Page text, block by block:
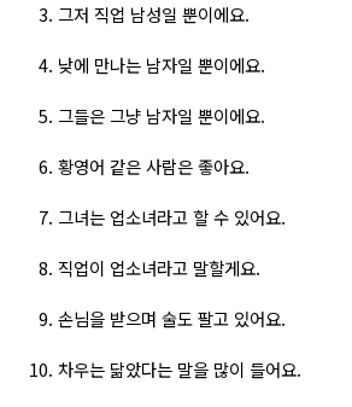
그저 직업 남성일 뿐이에요.
낮에 만나는 남자일 뿐이에요.
그들은 그냥 남자일 뿐이에요.
황영어 같은 사람은 좋아요.
그녀는 업소녀라고 할 수 있어요.
직업이 업소녀라고 말할게요.
손님을 받으며 술도 팔고 있어요.
차우는 닮았다는 말을 많이 들어요.